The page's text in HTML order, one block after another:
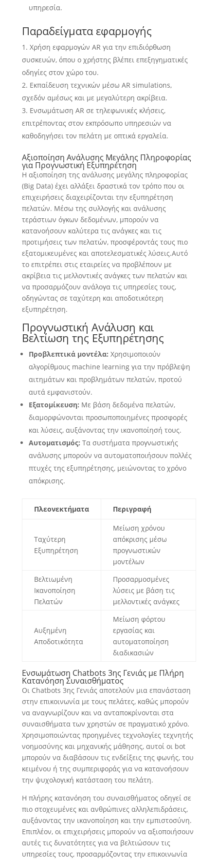
υπηρεσία.
Παραδείγματα εφαρμογής
Χρήση εφαρμογών AR για την επιδιόρθωση
συσκευών, όπου ο χρήστης βλέπει επεξηγηματικές
οδηγίες στον χώρο του.
Εκπαίδευση τεχνικών μέσω AR simulations,
σχεδόν αμέσως και με μεγαλύτερη ακρίβεια.
Ενσωμάτωση AR σε τηλεφωνικές κλήσεις,
επιτρέποντας στον εκπρόσωπο υπηρεσιών να
καθοδηγήσει τον πελάτη με οπτικά εργαλεία.
Αξιοποίηση Ανάλυσης Μεγάλης Πληροφορίας
για Προγνωστική Εξυπηρέτηση
Η αξιοποίηση της ανάλυσης μεγάλης πληροφορίας
(Big Data) έχει αλλάξει δραστικά τον τρόπο που οι
επιχειρήσεις διαχειρίζονται την εξυπηρέτηση
πελατών. Μέσω της συλλογής και ανάλυσης
τεράστιων όγκων δεδομένων, μπορούν να
κατανοήσουν καλύτερα τις ανάγκες και τις
προτιμήσεις των πελατών, προσφέροντάς τους πιο
εξατομικευμένες και αποτελεσματικές λύσεις.Αυτό
το επιτρέπει στις εταιρείες να προβλέπουν με
ακρίβεια τις μελλοντικές ανάγκες των πελατών και
να προσαρμόζουν ανάλογα τις υπηρεσίες τους,
οδηγώντας σε ταχύτερη και αποδοτικότερη
εξυπηρέτηση.
Προγνωστική Ανάλυση και
Βελτίωση της Εξυπηρέτησης
Προβλεπτικά μοντέλα: Χρησιμοποιούν
αλγορίθμους machine learning για την πρόβλεψη
αιτημάτων και προβλημάτων πελατών, προτού
αυτά εμφανιστούν.
Εξατομίκευση: Με βάση δεδομένα πελατών,
διαμορφώνονται προσωποποιημένες προσφορές
και λύσεις, αυξάνοντας την ικανοποίησή τους.
Αυτοματισμός: Τα συστήματα προγνωστικής
ανάλυσης μπορούν να αυτοματοποιήσουν πολλές
πτυχές της εξυπηρέτησης, μειώνοντας το χρόνο
απόκρισης.
Πλεονεκτήματα Περιγραφή
Ταχύτερη
Εξυπηρέτηση
Μείωση χρόνου
απόκρισης μέσω
προγνωστικών
μοντέλων
Βελτιωμένη
Ικανοποίηση
Πελατών
Προσαρμοσμένες
λύσεις με βάση τις
μελλοντικές ανάγκες
Αυξημένη
Αποδοτικότητα
Μείωση φόρτου
εργασίας και
αυτοματοποίηση
διαδικασιών
Ενσωμάτωση Chatbots 3ης Γενιάς με Πλήρη
Κατανόηση Συναισθήματος
Οι Chatbots 3ης Γενιάς αποτελούν μια επανάσταση
στην επικοινωνία με τους πελάτες, καθώς μπορούν
να αναγνωρίζουν και να ανταποκρίνονται στα
συναισθήματα των χρηστών σε πραγματικό χρόνο.
Χρησιμοποιώντας προηγμένες τεχνολογίες τεχνητής
νοημοσύνης και μηχανικής μάθησης, αυτοί οι bot
μπορούν να διαβάσουν τις ενδείξεις της φωνής, του
κειμένου ή της συμπεριφοράς για να κατανοήσουν
την ψυχολογική κατάσταση του πελάτη.
Η πλήρης κατανόηση του συναισθήματος οδηγεί σε
πιο στοχευμένες και ανθρώπινες αλληλεπιδράσεις,
αυξάνοντας την ικανοποίηση και την εμπιστοσύνη.
Επιπλέον, οι επιχειρήσεις μπορούν να αξιοποιήσουν
αυτές τις δυνατότητες για να βελτιώσουν τις
υπηρεσίες τους, προσαρμόζοντας την επικοινωνία